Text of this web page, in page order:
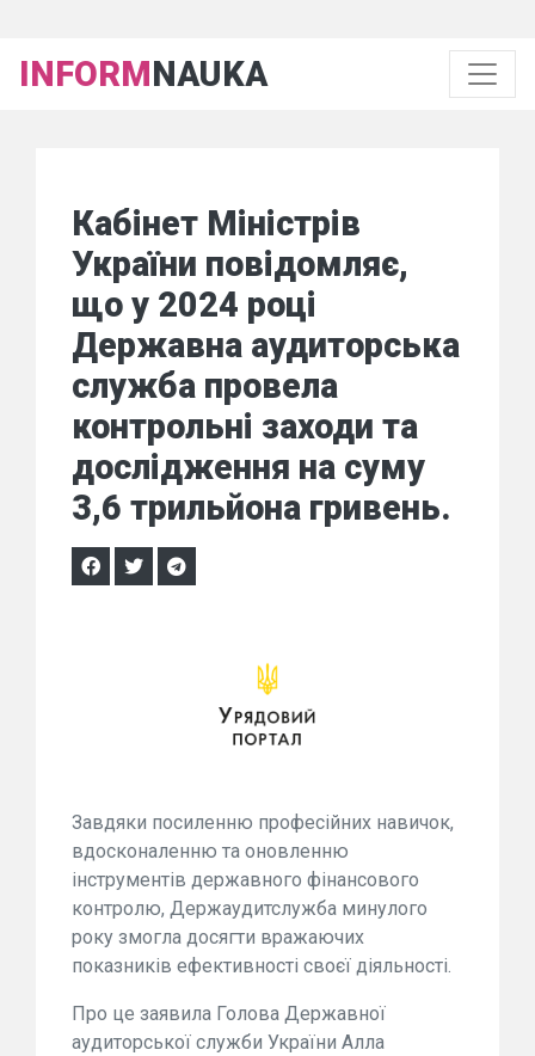
INFORMNAUKA
Кабінет Міністрів
України повідомляє,
що у 2024 році
Державна аудиторська
служба провела
контрольні заходи та
дослідження на суму
3,6 трильйона гривень.
Завдяки посиленню професійних навичок,
вдосконаленню та оновленню
інструментів державного фінансового
контролю, Держаудитслужба минулого
року змогла досягти вражаючих
показників ефективності своєї діяльності.
Про це заявила Голова Державної
аудиторської служби України Алла